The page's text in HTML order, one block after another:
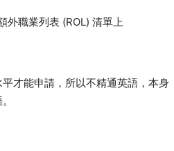
外職業列表 (ROL) 清單上
才能申請，所以不精通英語，本身